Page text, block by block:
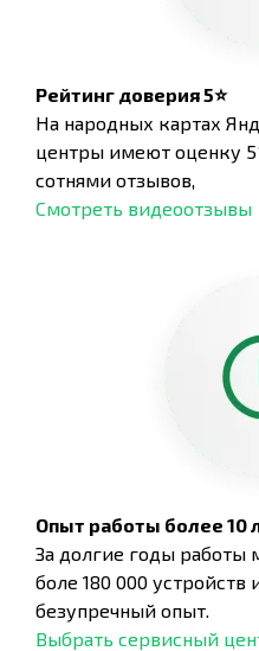
Рейтинг доверия 5⭐
На народных картах
центры имеют оценку
сотнями отзывов,
Смотреть видеоотзывы
Опыт работы более 10
За долгие годы
боле 180 000 устройств
безупречный опыт.
Выбрать сервисный